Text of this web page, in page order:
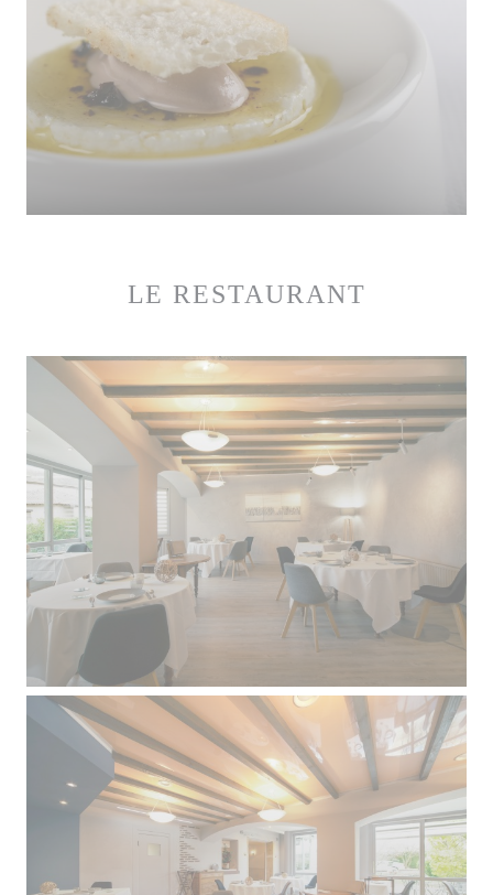
LE RESTAURANT